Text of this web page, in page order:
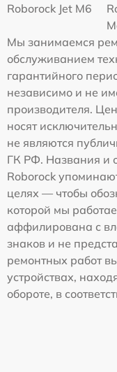
Roborock Jet M6
Мы занимаемся
обслуживанием
гарантийного
независимо и не
производителя.
носят
не являются
ГК РФ. Названия и
Roborock
целях — чтобы
которой мы
аффилирована с
знаков и не
ремонтных работ
устройствах,
обороте, в